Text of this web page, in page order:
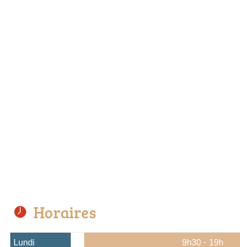
Horaires
Lundi
9h30 - 19h